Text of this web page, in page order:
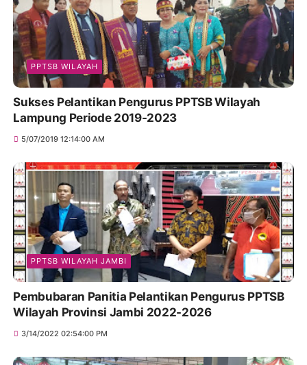
PPTSB WILAYAH
Sukses Pelantikan Pengurus PPTSB Wilayah
Lampung Periode 2019-2023
5/07/2019 12:14:00 AM
PPTSB WILAYAH JAMBI
Pembubaran Panitia Pelantikan Pengurus PPTSB
Wilayah Provinsi Jambi 2022-2026
3/14/2022 02:54:00 PM